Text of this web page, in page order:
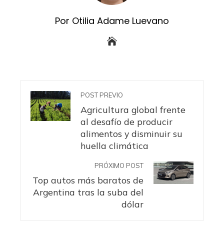
Por Otilia Adame Luevano
POST PREVIO
Agricultura global frente
al desafío de producir
alimentos y disminuir su
huella climática
PRÓXIMO POST
Top autos más baratos de
Argentina tras la suba del
dólar